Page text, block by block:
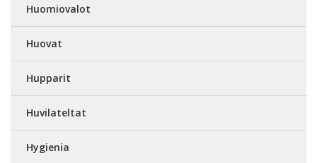
Huomiovalot
Huovat
Hupparit
Huvilateltat
Hygienia